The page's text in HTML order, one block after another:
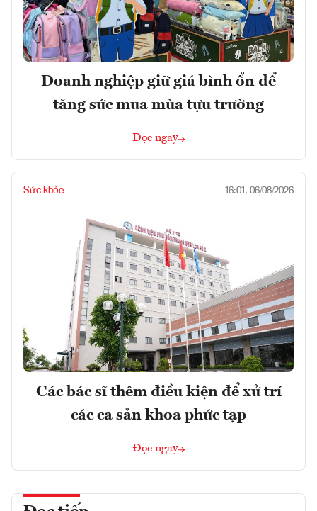
Doanh nghiệp giữ giá bình ổn để
tăng sức mua mùa tựu trường
Đọc ngay
Sức khỏe 16:01, 06/08/2026
Các bác sĩ thêm điều kiện để xử trí
các ca sản khoa phức tạp
Đọc ngay